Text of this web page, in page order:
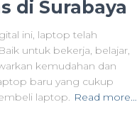
di Surabaya
ini, laptop telah
untuk bekerja, belajar,
kemudahan dan
baru yang cukup
laptop. Read more…